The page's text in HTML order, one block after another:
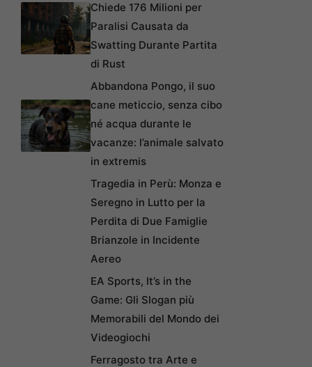
Chiede 176 Milioni per
Paralisi Causata da
Swatting Durante Partita
di Rust
Abbandona Pongo, il suo
cane meticcio, senza cibo
né acqua durante le
vacanze: l’animale salvato
in extremis
Tragedia in Perù: Monza e
Seregno in Lutto per la
Perdita di Due Famiglie
Brianzole in Incidente
Aereo
EA Sports, It’s in the
Game: Gli Slogan più
Memorabili del Mondo dei
Videogiochi
Ferragosto tra Arte e